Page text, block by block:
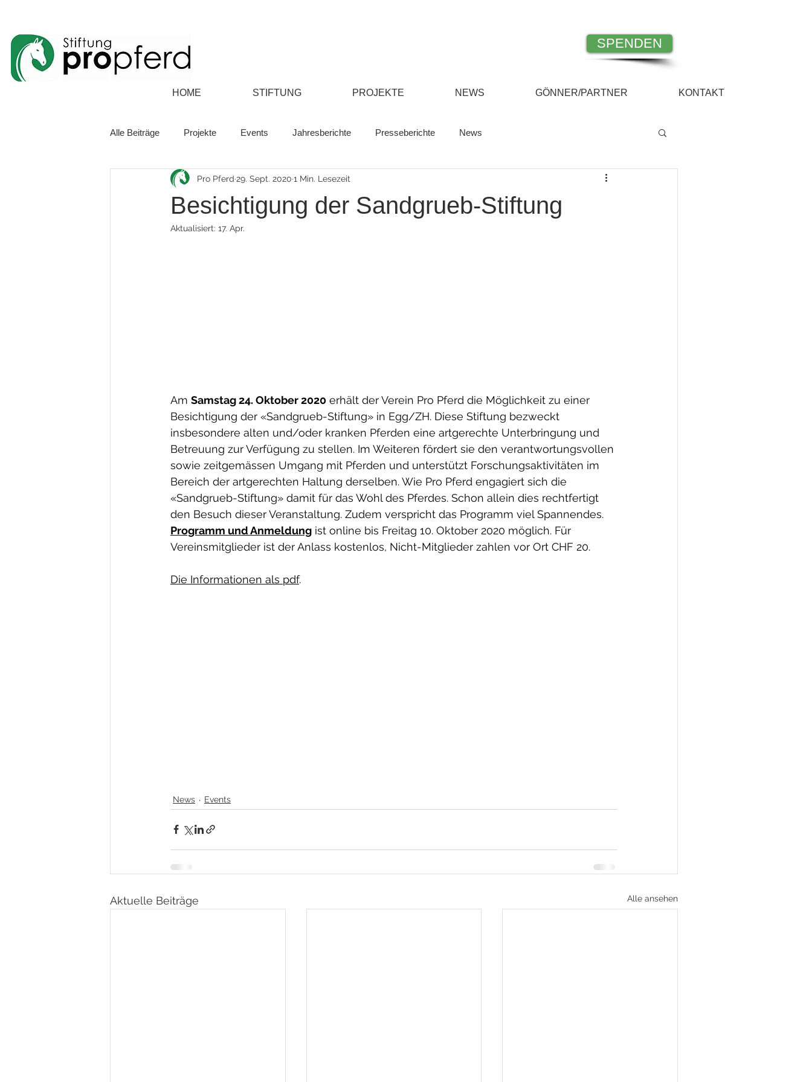
SPENDEN
HOME STIFTUNG PROJEKTE NEWS GÖNNER/PARTNER KONTAKT
Alle Beiträge Projekte Events Jahresberichte Presseberichte News
Besichtigung der Sandgrueb-Stiftung
Pro Pferd 29. Sept. 2020 1 Min. Lesezeit
Aktualisiert: 17. Apr.
Am Samstag 24. Oktober 2020 erhält der Verein Pro Pferd die Möglichkeit zu einer
Besichtigung der «Sandgrueb-Stiftung» in Egg/ZH. Diese Stiftung bezweckt
insbesondere alten und/oder kranken Pferden eine artgerechte Unterbringung und
Betreuung zur Verfügung zu stellen. Im Weiteren fördert sie den verantwortungsvollen
sowie zeitgemässen Umgang mit Pferden und unterstützt Forschungsaktivitäten im
Bereich der artgerechten Haltung derselben. Wie Pro Pferd engagiert sich die
«Sandgrueb-Stiftung» damit für das Wohl des Pferdes. Schon allein dies rechtfertigt
den Besuch dieser Veranstaltung. Zudem verspricht das Programm viel Spannendes.
Programm und Anmeldung ist online bis Freitag 10. Oktober 2020 möglich. Für
Vereinsmitglieder ist der Anlass kostenlos, Nicht-Mitglieder zahlen vor Ort CHF 20.
Die Informationen als pdf.
News Events
Aktuelle Beiträge Alle ansehen